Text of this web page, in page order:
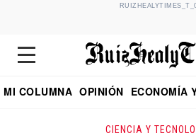
MI COLUMNA OPINIÓN ECONOMÍA
CIENCIA Y